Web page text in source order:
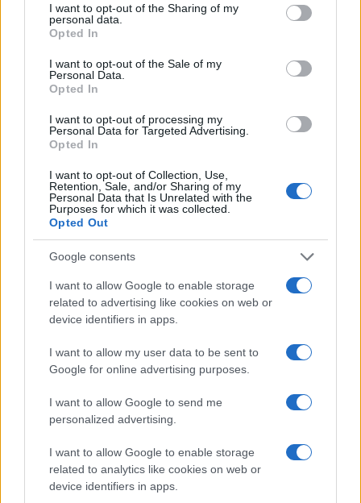
not limited to your visit or usage behaviour. You may click to
grant or deny consent to Google and its third-party tags to
use your data for below specified purposes in below Google
consent section.
I want to opt-out of the Sharing of my
personal data.
Opted In
I want to opt-out of the Sale of my
Personal Data.
Opted In
I want to opt-out of processing my
Personal Data for Targeted Advertising.
Opted In
I want to opt-out of Collection, Use,
Retention, Sale, and/or Sharing of my
Personal Data that Is Unrelated with the
Purposes for which it was collected.
Opted Out
Google consents
I want to allow Google to enable storage
related to advertising like cookies on web or
device identifiers in apps.
I want to allow my user data to be sent to
Google for online advertising purposes.
I want to allow Google to send me
personalized advertising.
I want to allow Google to enable storage
related to analytics like cookies on web or
device identifiers in apps.
igazgató.
A Muharay Elemér Népművészeti Szövetség műsora
A Kisebbségek Hangjai projekt az etnikai kisebbségeknek
az európai társadalmakra gyakorolt hatására hívja fel a